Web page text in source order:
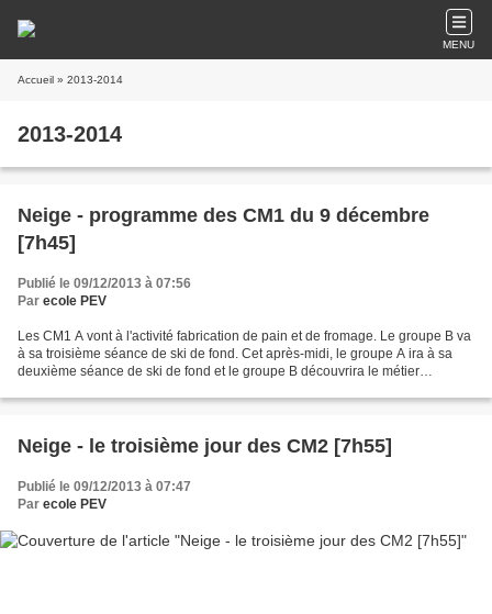
MENU
Accueil » 2013-2014
2013-2014
Neige - programme des CM1 du 9 décembre
[7h45]
Publié le 09/12/2013 à 07:56
Par ecole PEV
Les CM1 A vont à l'activité fabrication de pain et de fromage. Le groupe B va
à sa troisième séance de ski de fond. Cet après-midi, le groupe A ira à sa
deuxième séance de ski de fond et le groupe B découvrira le métier
Neige - le troisième jour des CM2 [7h55]
Publié le 09/12/2013 à 07:47
Par ecole PEV